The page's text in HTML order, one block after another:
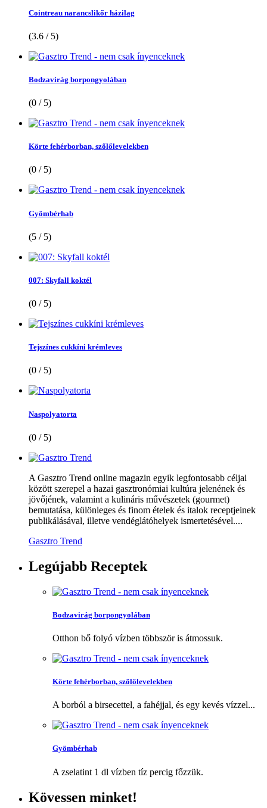
Cointreau narancslikőr házilag
(3.6 / 5)
Bodzavirág borpongyolában
(0 / 5)
Körte fehérborban, szőlőlevelekben
(0 / 5)
Gyömbérhab
(5 / 5)
007: Skyfall koktél
(0 / 5)
Tejszínes cukkíni krémleves
(0 / 5)
Naspolyatorta
(0 / 5)
A Gasztro Trend online magazin egyik legfontosabb céljai
között szerepel a hazai gasztronómiai kultúra jelenének és
jövőjének, valamint a kulináris művészetek (gourmet)
bemutatása, különleges és finom ételek és italok receptjeinek
publikálásával, illetve vendéglátóhelyek ismertetésével....
Gasztro Trend
Legújabb Receptek
Bodzavirág borpongyolában
Otthon bő folyó vízben többször is átmossuk.
Körte fehérborban, szőlőlevelekben
A borból a birsecettel, a fahéjjal, és egy kevés vízzel...
Gyömbérhab
A zselatint 1 dl vízben tíz percig főzzük.
Kövessen minket!